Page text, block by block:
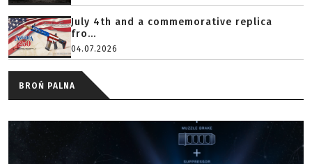
July 4th and a commemorative replica
fro...
04.07.2026
BROŃ PALNA